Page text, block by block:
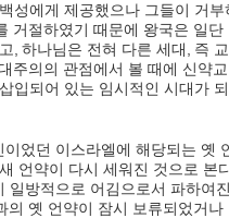
성에게 제공했으나 그들이 거부
거절하였기 때문에 왕국은 일단
하나님은 전혀 다른 세대
즉
주의의 관점에서 볼 때에 신약
입되어 있는 임시적인 시대가
었던 이스라엘에 해당되는 옛
언약이 다시 세워진 것으로 본
일방적으로 어김으로서 파하여
의 옛 언약이 잠시 보류되었거나